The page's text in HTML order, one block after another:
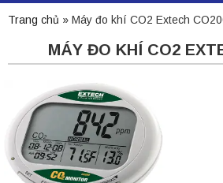
Trang chủ » Máy đo khí CO2 Extech
MÁY ĐO KHÍ CO2